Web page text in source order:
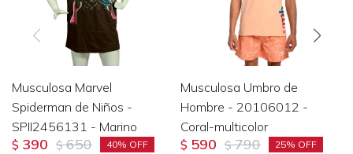
Musculosa Marvel
Spiderman de Niños -
SPII2456131 - Marino
$ 390 $ 650 40
Musculosa Umbro de
Hombre - 20106012 -
Coral-multicolor
$ 590 $ 790 25